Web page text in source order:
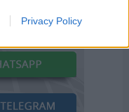
Privacy Policy